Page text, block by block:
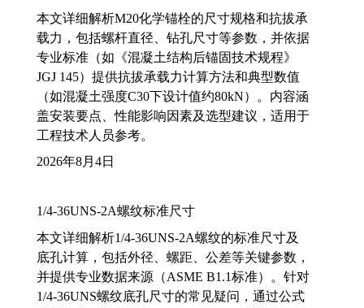
本文详细解析M20化学锚栓的尺寸规格和抗拔承
载力，包括螺杆直径、钻孔尺寸等参数，并依据
专业标准（如《混凝土结构后锚固技术规程》
JGJ 145）提供抗拔承载力计算方法和典型数值
（如混凝土强度C30下设计值约80kN）。内容涵
盖安装要点、性能影响因素及选型建议，适用于
工程技术人员参考。
2026年8月4日
1/4-36UNS-2A螺纹标准尺寸
本文详细解析1/4-36UNS-2A螺纹的标准尺寸及
底孔计算，包括外径、螺距、公差等关键参数，
并提供专业数据来源（ASME B1.1标准）。针对
1/4-36UNS螺纹底孔尺寸的常见疑问，通过公式